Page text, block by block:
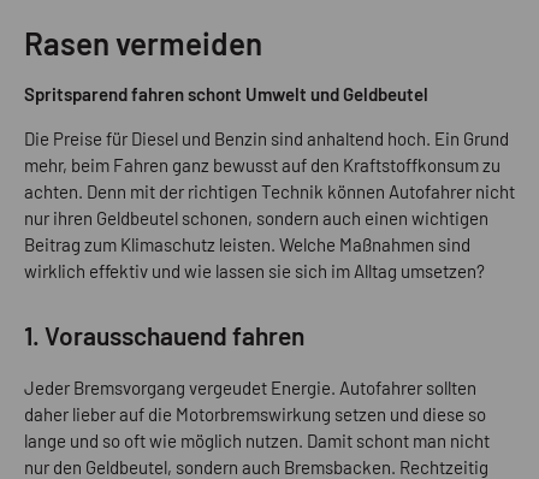
Rasen vermeiden
Spritsparend fahren schont Umwelt und Geldbeutel
Die Preise für Diesel und Benzin sind anhaltend hoch. Ein Grund
mehr, beim Fahren ganz bewusst auf den Kraftstoffkonsum zu
achten. Denn mit der richtigen Technik können Autofahrer nicht
nur ihren Geldbeutel schonen, sondern auch einen wichtigen
Beitrag zum Klimaschutz leisten. Welche Maßnahmen sind
wirklich effektiv und wie lassen sie sich im Alltag umsetzen?
1. Vorausschauend fahren
Jeder Bremsvorgang vergeudet Energie. Autofahrer sollten
daher lieber auf die Motorbremswirkung setzen und diese so
lange und so oft wie möglich nutzen. Damit schont man nicht
nur den Geldbeutel, sondern auch Bremsbacken. Rechtzeitig